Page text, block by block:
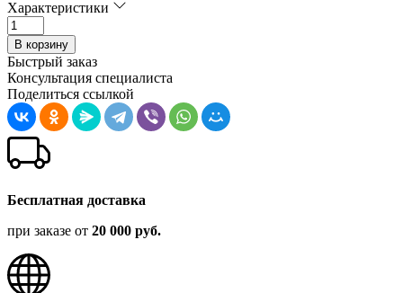
Характеристики
В корзину
Быстрый заказ
Консультация специалиста
Поделиться ссылкой
Бесплатная доставка
при заказе от 20 000 руб.